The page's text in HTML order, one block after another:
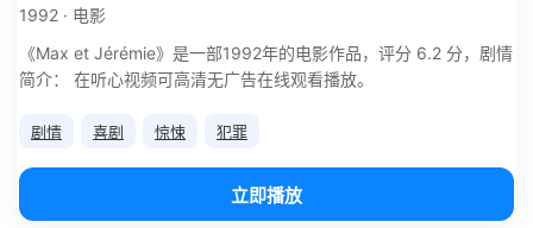
1992 · 电影
《Max et Jérémie》是一部1992年的电影作品，评分 6.2 分，剧情
简介： 在听心视频可高清无广告在线观看播放。
剧情 喜剧 惊悚 犯罪
立即播放